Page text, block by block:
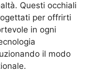
Questi occhiali
per offrirti
in ogni
il modo